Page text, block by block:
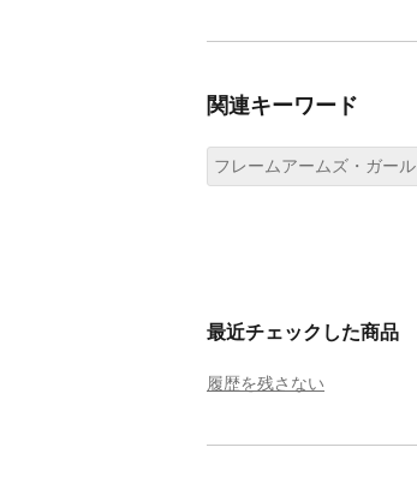
関連キーワード
フレームアームズ・ガール
最近チェックした商品
履歴を残さない